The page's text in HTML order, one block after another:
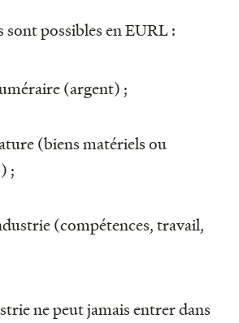
sont possibles en EURL :
(argent) ;
(biens matériels ou
;
(compétences, travail,
ne peut jamais entrer dans